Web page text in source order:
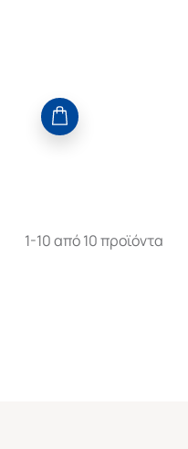
1-10 από 10 προϊόντα